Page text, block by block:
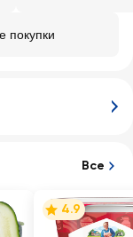
покупки
Все
4.9